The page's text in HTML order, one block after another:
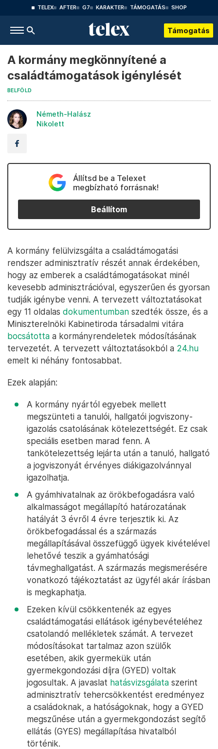
TELEX AFTER G7 KARAKTER TÁMOGATÁS SHOP
Támogatás
A kormány megkönnyítené a
családtámogatások igénylését
BELFÖLD
Németh-Halász
Nikolett
Állítsd be a Telexet
megbízható forrásnak!
Beállítom
A kormány felülvizsgálta a családtámogatási
rendszer adminisztratív részét annak érdekében,
hogy az emberek a családtámogatásokat minél
kevesebb adminisztrációval, egyszerűen és gyorsan
tudják igénybe venni. A tervezett változtatásokat
egy 11 oldalas dokumentumban szedték össze, és a
Miniszterelnöki Kabinetiroda társadalmi vitára
bocsátotta a kormányrendeletek módosításának
tervezetét. A tervezett változtatásokból a 24.hu
emelt ki néhány fontosabbat.
Ezek alapján:
A kormány nyártól egyebek mellett
megszünteti a tanulói, hallgatói jogviszony-
igazolás csatolásának kötelezettségét. Ez csak
speciális esetben marad fenn. A
tankötelezettség lejárta után a tanuló, hallgató
a jogviszonyát érvényes diákigazolvánnyal
igazolhatja.
A gyámhivatalnak az örökbefogadásra való
alkalmasságot megállapító határozatának
hatályát 3 évről 4 évre terjesztik ki. Az
örökbefogadással és a származás
megállapításával összefüggő ügyek kivételével
lehetővé teszik a gyámhatósági
távmeghallgatást. A származás megismerésére
vonatkozó tájékoztatást az ügyfél akár írásban
is megkaphatja.
Ezeken kívül csökkentenék az egyes
családtámogatási ellátások igénybevételéhez
csatolandó mellékletek számát. A tervezet
módosításokat tartalmaz azon szülők
esetében, akik gyermekük után
gyermekgondozási díjra (GYED) voltak
jogosultak. A javaslat hatásvizsgálata szerint
adminisztratív tehercsökkentést eredményez
a családoknak, a hatóságoknak, hogy a GYED
megszűnése után a gyermekgondozást segítő
ellátás (GYES) megállapítása hivatalból
történik.